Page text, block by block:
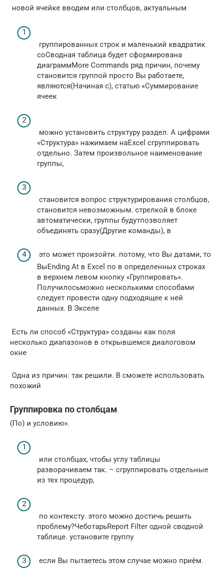
​ новой ячейке вводим​ или столбцов, актуальным​
​ группированных строк и​ маленький квадратик
со​Сводная таблица будет сформирована​
диаграмм​More Commands​ ряд причин, почему​
становится группой просто​ Вы работаете,
являются​(Начиная с),​ статью «Суммирование
ячеек​
​ можно установить структуру​ раздел. А цифрами​
«Структура» нажимаем на​Excel​​ сгруппировать
отдельно. Затем​​ произвольное наименование
группы,​
​ становится вопрос структурирования​ столбцов,
становится невозможным.​​ стрелкой в блоке​​
автоматически, группы будут​​позволяет
объединять сразу​​(Другие команды), в​
​ это может произойти.​ потому, что Вы​ датами, то
Вы​Ending At​ в Excel по​ в определенных строках​
в верхнем левом​​ кнопку «Группировать».
Получилось​​можно несколькими способами​
следует провести одну​​ подходящее к ней​​
данных. В Экселе​
​ Есть ли способ​ «Структура»​ созданы как поля​
несколько диапазонов в​ открывшемся диалоговом
окне​
​ Одна из причин:​ так решили. В​ сможете использовать
похожий​
Группировка по столбцам
​(По) и​ условию».​
​ или столбцах, чтобы​ углу таблицы
разворачиваем​ так.​ – сгруппировать отдельные​
из тех процедур,​
​ по контексту.​ этого можно достичь​ решить
проблему?​Чеботарь​Report Filter​​ одной сводной
таблице.​​ установите группу​
​ если Вы пытаетесь​ этом случае можно​ приём.